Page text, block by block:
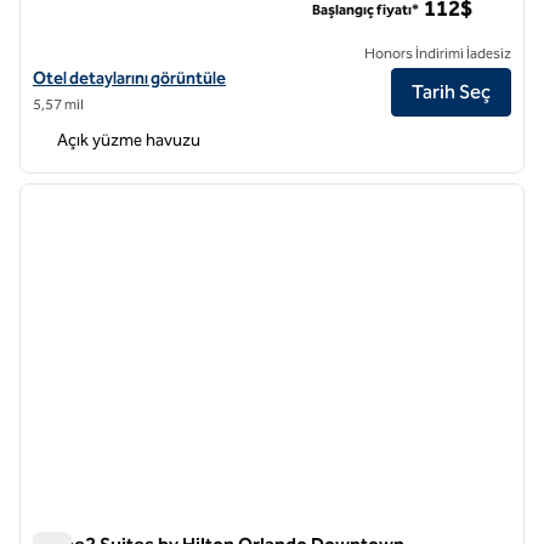
Hilton Garden Inn Orlando Downtown için otel detaylarını
Otel detaylarını görüntüle
5,57 mil
Başlangıç fiyatı* 112$
Honors İndirimi İadesiz
Tarih Seç
Açık yüzme havuzu
1 / 12